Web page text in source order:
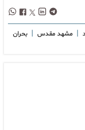
| مشهد مقدس | بحران